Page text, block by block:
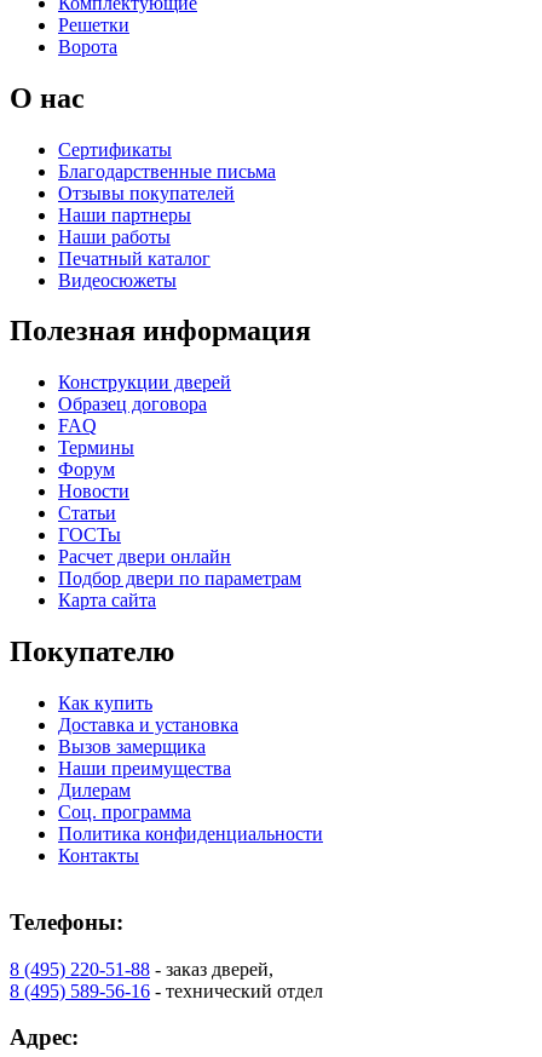
Решетки
Ворота
О нас
Сертификаты
Благодарственные письма
Отзывы покупателей
Наши партнеры
Наши работы
Печатный каталог
Видеосюжеты
Полезная информация
Конструкции дверей
Образец договора
FAQ
Термины
Форум
Новости
Статьи
ГОСТы
Расчет двери онлайн
Подбор двери по параметрам
Карта сайта
Покупателю
Как купить
Доставка и установка
Вызов замерщика
Наши преимущества
Дилерам
Соц. программа
Политика конфиденциальности
Контакты
Телефоны:
8 (495) 220-51-88 - заказ дверей,
8 (495) 589-56-16 - технический отдел
Адрес: